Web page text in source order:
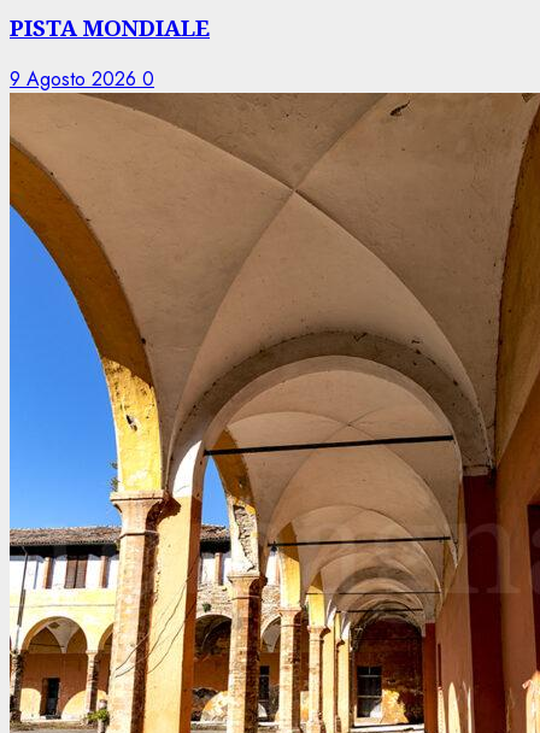
PISTA MONDIALE
9 Agosto 2026 0